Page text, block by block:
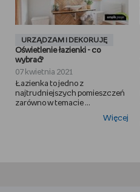
URZĄDZAM I DEKORUJĘ
Oświetlenie łazienki - co
wybrać?
07 kwietnia 2021
Łazienka to jedno z
najtrudniejszych pomieszczeń
zarówno w temacie ...
Więcej